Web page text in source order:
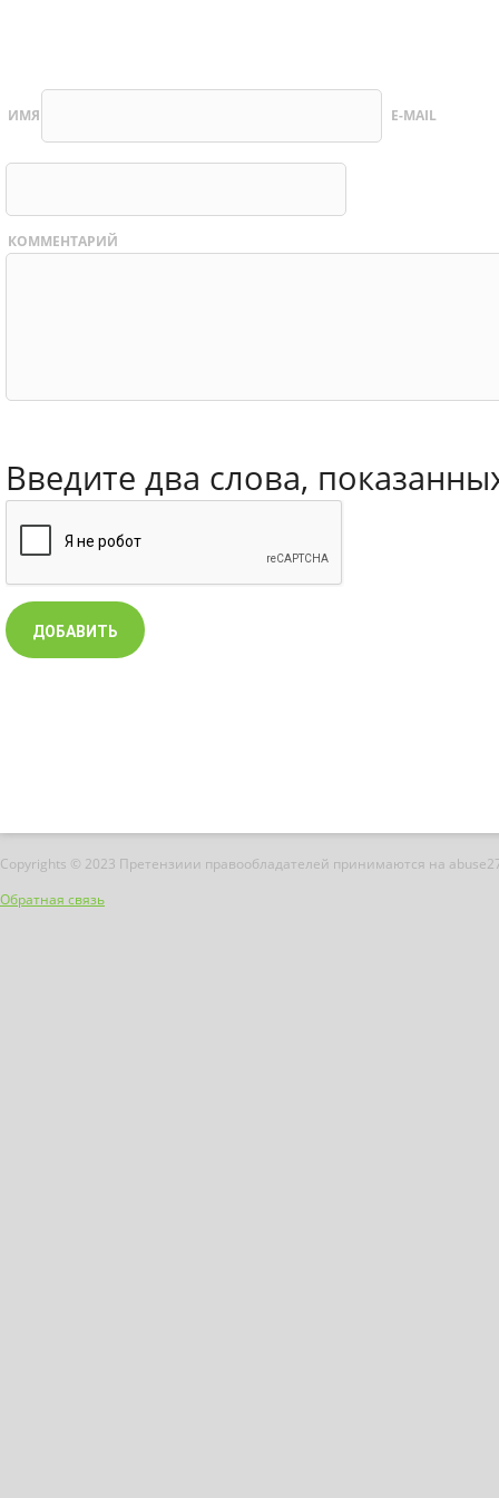
ИМЯ E-MAIL
КОММЕНТАРИЙ
Введите два слова,
Copyrights © 2023 Претензиии правообладателей принимаются на
Обратная связь